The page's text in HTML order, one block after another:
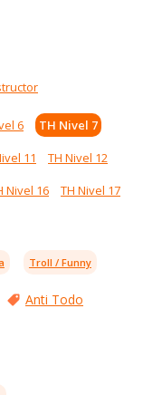
6
TH Nivel 7
11
TH Nivel 12
Nivel 16
TH Nivel 17
Troll / Funny
Anti Todo